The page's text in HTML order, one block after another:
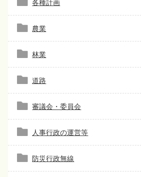
農業
林業
道路
審議会・委員会
人事行政の運営等
防災行政無線